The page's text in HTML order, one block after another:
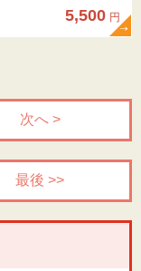
5,500 円
次へ >
最後 >>